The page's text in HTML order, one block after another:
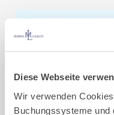
Diese Webseite
Wir verwenden
Buchungssysteme und